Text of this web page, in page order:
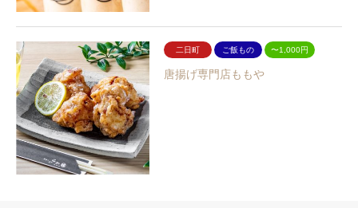
二日町 ご飯もの 〜1,000円
唐揚げ専門店ももや